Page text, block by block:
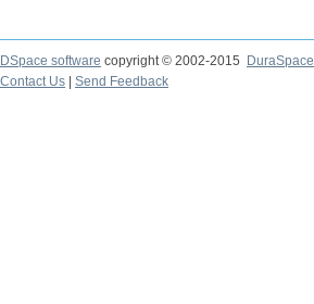
DSpace software copyright © 2002-2015
DuraSpace
Contact Us
Send Feedback